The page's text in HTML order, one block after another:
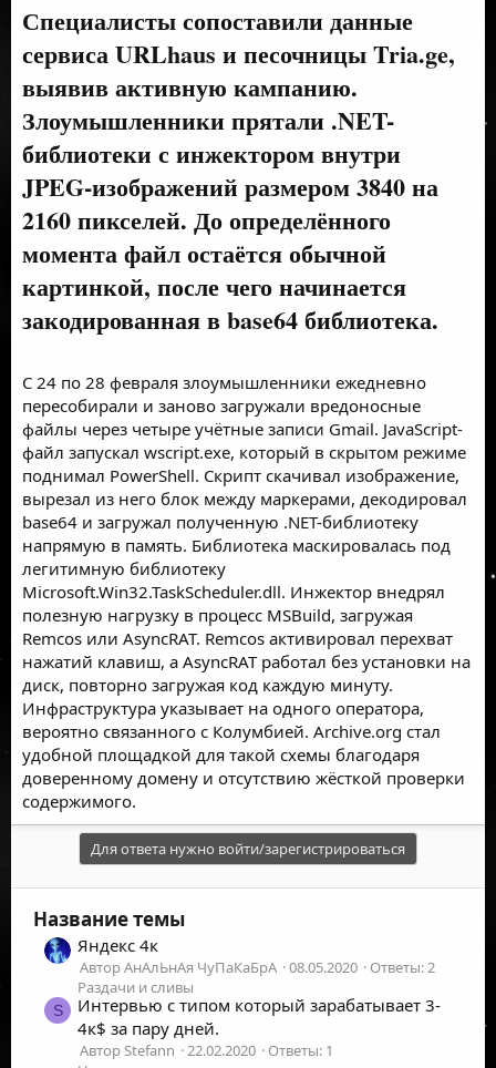
Специалисты сопоставили данные
сервиса URLhaus и песочницы Tria.ge,
выявив активную кампанию.
Злоумышленники прятали .NET-
библиотеки с инжектором внутри
JPEG-изображений размером 3840 на
2160 пикселей. До определённого
момента файл остаётся обычной
картинкой, после чего начинается
закодированная в base64 библиотека.
С 24 по 28 февраля злоумышленники ежедневно
пересобирали и заново загружали вредоносные
файлы через четыре учётные записи Gmail. JavaScript-
файл запускал wscript.exe, который в скрытом режиме
поднимал PowerShell. Скрипт скачивал изображение,
вырезал из него блок между маркерами, декодировал
base64 и загружал полученную .NET-библиотеку
напрямую в память. Библиотека маскировалась под
легитимную библиотеку
Microsoft.Win32.TaskScheduler.dll. Инжектор внедрял
полезную нагрузку в процесс MSBuild, загружая
Remcos или AsyncRAT. Remcos активировал перехват
нажатий клавиш, а AsyncRAT работал без установки на
диск, повторно загружая код каждую минуту.
Инфраструктура указывает на одного оператора,
вероятно связанного с Колумбией. Archive.org стал
удобной площадкой для такой схемы благодаря
доверенному домену и отсутствию жёсткой проверки
содержимого.
Для ответа нужно войти/зарегистрироваться
Название темы
Яндекс 4к
Автор АнАлЬнАя ЧуПаКаБрА 08.05.2020
Ответы: 2
Раздачи и сливы
S
Интервью с типом который зарабатывает 3-
4к$ за пару дней.
Автор Stefann 22.02.2020
Ответы: 1